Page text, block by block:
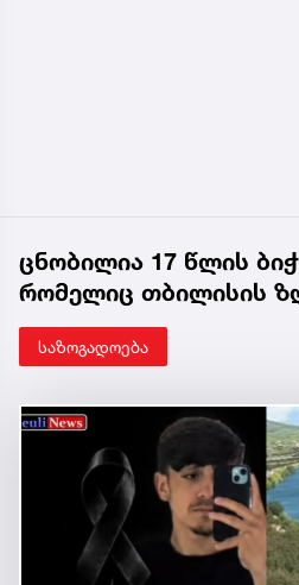
ცნობილია 17 წლის
რომელიც თბილისის
საზოგადოება